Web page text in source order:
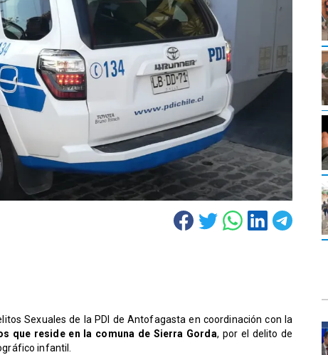
Sexuales de la PDI de Antofagasta en coordinación con la
que reside en la comuna de Sierra Gorda, por el delito de
infantil.